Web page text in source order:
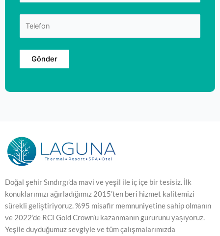
Doğal şehir Sındırgı’da mavi ve yeşil ile iç içe bir tesisiz. İlk
konuklarımızı ağırladığımız 2015’ten beri hizmet kalitemizi
sürekli geliştiriyoruz. %95 misafir memnuniyetine sahip olmanın
ve 2022’de RCI Gold Crown’u kazanmanın gururunu yaşıyoruz.
Yeşile duyduğumuz sevgiyle ve tüm çalışmalarımızda